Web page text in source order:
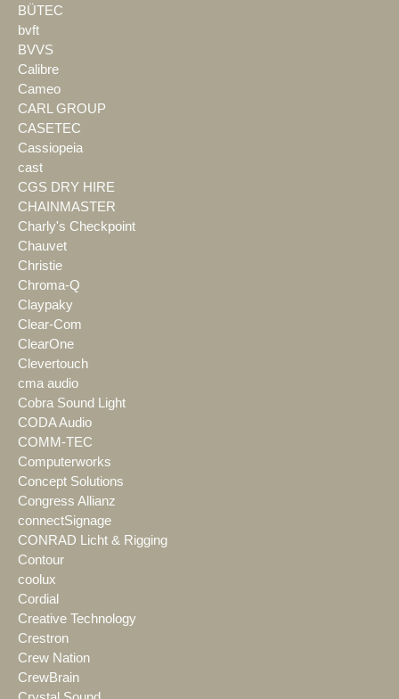
BÜTEC
bvft
BVVS
Calibre
Cameo
CARL GROUP
CASETEC
Cassiopeia
cast
CGS DRY HIRE
CHAINMASTER
Charly's Checkpoint
Chauvet
Christie
Chroma-Q
Claypaky
Clear-Com
ClearOne
Clevertouch
cma audio
Cobra Sound Light
CODA Audio
COMM-TEC
Computerworks
Concept Solutions
Congress Allianz
connectSignage
CONRAD Licht & Rigging
Contour
coolux
Cordial
Creative Technology
Crestron
Crew Nation
CrewBrain